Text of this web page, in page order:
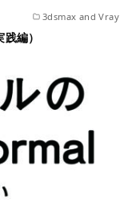
3dsmax and Vray
編）